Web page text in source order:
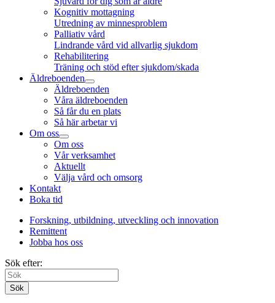
Kognitiv mottagning
Utredning av minnesproblem
Palliativ vård
Lindrande vård vid allvarlig sjukdom
Rehabilitering
Träning och stöd efter sjukdom/skada
Äldreboenden
Äldreboenden
Våra äldreboenden
Så får du en plats
Så här arbetar vi
Om oss
Om oss
Vår verksamhet
Aktuellt
Välja vård och omsorg
Kontakt
Boka tid
Forskning, utbildning, utveckling och innovation
Remittent
Jobba hos oss
Sök efter:
Sök